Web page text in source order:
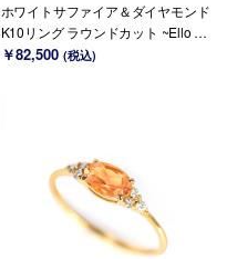
ホワイトサファイア＆ダイヤモンド
K10リング ラウンドカット ~Ello Lil
y~ 9月誕生石(K18/PT変更可能)
￥82,500 (税込)